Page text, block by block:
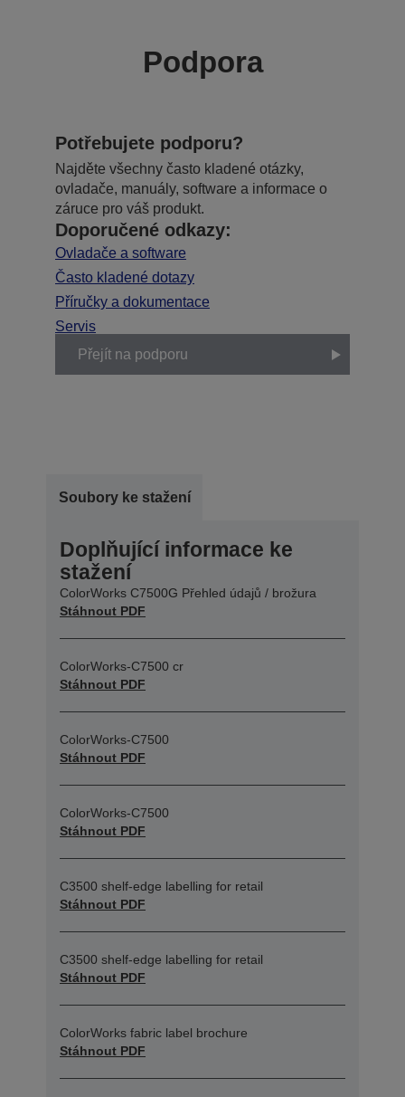
Podpora
Potřebujete podporu?
Najděte všechny často kladené otázky,
ovladače, manuály, software a informace o
záruce pro váš produkt.
Doporučené odkazy:
Ovladače a software
Často kladené dotazy
Příručky a dokumentace
Servis
Přejít na podporu
Soubory ke stažení
Doplňující informace ke
stažení
ColorWorks C7500G Přehled údajů / brožura
Stáhnout PDF
ColorWorks-C7500 cr
Stáhnout PDF
ColorWorks-C7500
Stáhnout PDF
ColorWorks-C7500
Stáhnout PDF
C3500 shelf-edge labelling for retail
Stáhnout PDF
C3500 shelf-edge labelling for retail
Stáhnout PDF
ColorWorks fabric label brochure
Stáhnout PDF